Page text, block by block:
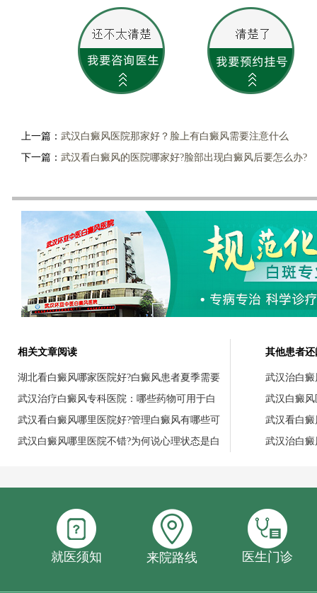
上一篇： 武汉白癜风医院那家好？脸上有白癜风需要注意什么
下一篇： 武汉看白癜风的医院哪家好?脸部出现白癜风后要怎么办?
相关文章阅读
湖北看白癜风哪家医院好?白癜风患者夏季需要
武汉治疗白癜风专科医院：哪些药物可用于白
武汉看白癜风哪里医院好?管理白癜风有哪些可
武汉白癜风哪里医院不错?为何说心理状态是白
其他患者
武汉治白
武汉白癜
武汉看白
武汉治白
就医须知 来院路线 医生门诊